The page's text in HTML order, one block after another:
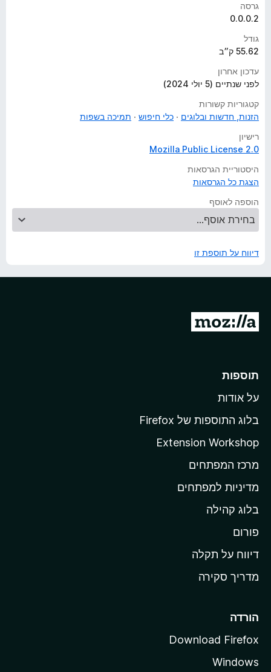
גרסה
0.0.0.2
גודל
55.62 ק״ב
עדכון אחרון
לפני שנתיים (5 יולי 2024)
קטגוריות קשורות
הזנות, חדשות ובלוגים
כלי חיפוש
תמיכה בשפות
רישיון
Mozilla Public License 2.0
היסטוריית הגרסאות
הצגת כל הגרסאות
הוספה לאוסף
דיווח על תוספת זו
מ
ד
ף
ב
י
ת
ל
M
i
l
תוספות
על אודות
בלוג התוספות של Firefox
Extension Workshop
מרכז המפתחים
מדיניות למפתחים
בלוג קהילה
פורום
דיווח על תקלה
מדריך סקירה
הורדה
Download Firefox
Windows